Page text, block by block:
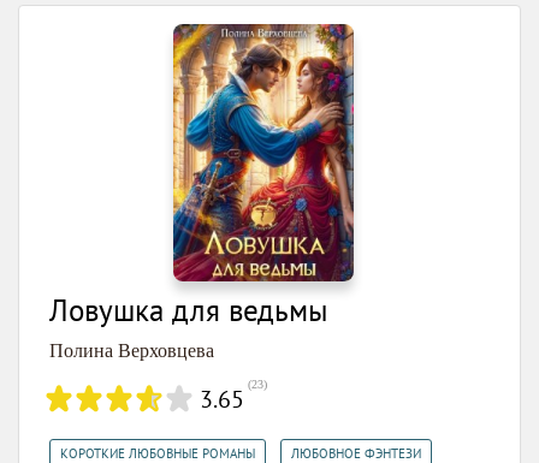
Ловушка для ведьмы
Полина Верховцева
3.65 (23)
КОРОТКИЕ ЛЮБОВНЫЕ РОМАНЫ ЛЮБОВНОЕ ФЭНТЕЗИ